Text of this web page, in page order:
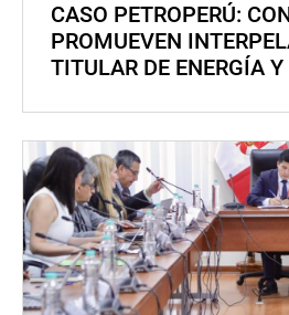
CASO PETROPERÚ:
PROMUEVEN
TITULAR DE ENERGÍA